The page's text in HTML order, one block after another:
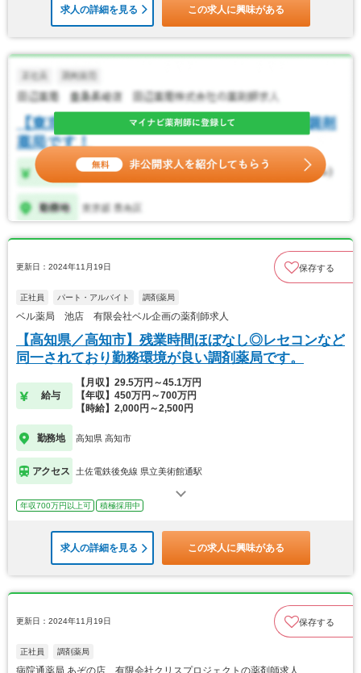
求人の詳細を見る この求人に興味がある
更新日：2024年11月19日 保存する
正社員 パート・アルバイト 調剤薬局
ベル薬局 池店 有限会社ベル企画の薬剤師求人
【高知県／高知市】残業時間ほぼなし◎レセコンなど
同一されており勤務環境が良い調剤薬局です。
給与
【月収】29.5万円～45.1万円
【年収】450万円～700万円
【時給】2,000円～2,500円
勤務地 高知県 高知市
アクセス 土佐電鉄後免線 県立美術館通駅
年収700万円以上可 積極採用中
求人の詳細を見る この求人に興味がある
更新日：2024年11月19日 保存する
正社員 調剤薬局
病院通薬局 あぞの店 有限会社クリスプロジェクトの薬剤師求人